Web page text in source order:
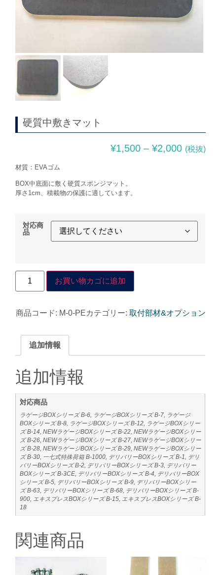
硬質中敷きマット
¥1,500 – ¥2,000 (税抜)
材質：EVAゴム
BOX中底面に敷く硬質スポンジマット。
厚さ1cm、積載物の保護に適しています。
対応商
品
お買い物カゴに追加
商品コード: M-0-PEカテゴリー: 取付部材&オプション
追加情報
追加情報
対応商品
ラゲージBOXシリーズ B-6, ラゲージBOXシリーズ B-7, ラゲージ
BOXシリーズ B-8, ラゲージBOXシリーズ B-12, ラゲージBOXシリー
ズ B-14, NEWラゲージBOXシリーズ B-22, NEWラゲージBOXシリー
ズ B-26, NEWラゲージBOXシリーズ B-27, NEWラゲージBOXシリー
ズ B-28, NEWラゲージBOXシリーズ B-29, NEWラゲージBOXシリー
ズ B-30, 一七式特殊荷箱 B-1000, デリバリーBOXシリーズ B-1, デリ
バリーBOXシリーズ B-2, デリバリーBOXシリーズ B-3, デリバリー
BOXシリーズ B-3CE, デリバリーBOXシリーズ B-4, デリバリーBOX
シリーズ B-5, デリバリーBOXシリーズ B-9, デリバリーBOXシリー
ズ B-63, デリバリーBOXシリーズ B-68, デリバリーBOXシリーズ B-
900, エキスプレスBOXシリーズ B-15, エキスプレスBOXシリーズ B-
18
関連商品